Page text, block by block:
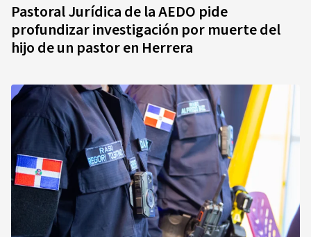
Pastoral Jurídica de la AEDO pide
profundizar investigación por muerte del
hijo de un pastor en Herrera